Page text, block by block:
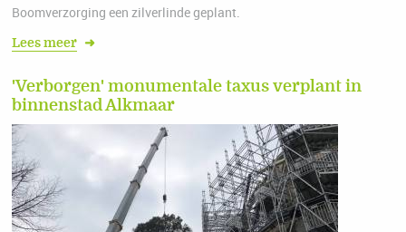
Boomverzorging een zilverlinde geplant.
Lees meer ➜
'Verborgen' monumentale taxus verplant in
binnenstad Alkmaar